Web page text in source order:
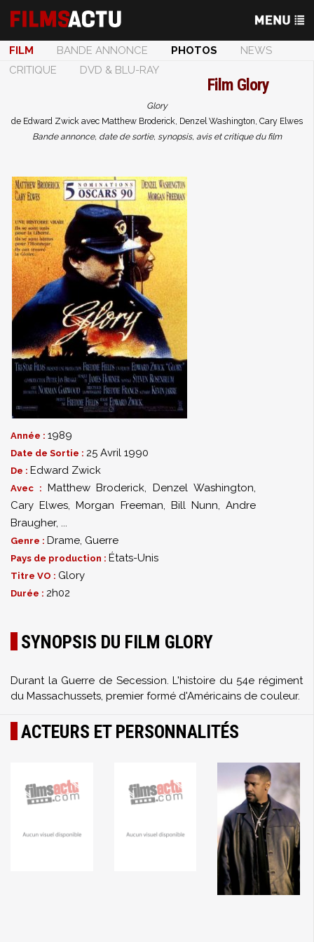
FILM BANDE ANNONCE PHOTOS
NEWS
CRITIQUE
DVD & BLU-RAY
Film Glory
Glory
de Edward Zwick avec Matthew Broderick, Denzel Washington, Cary Elwes
Bande annonce, date de sortie, synopsis, avis et critique du film
Année : 1989
Date de Sortie : 25 Avril 1990
De : Edward Zwick
Avec : Matthew Broderick,Denzel Washington,
Cary Elwes,Morgan Freeman, Bill Nunn,Andre
Braugher, ...
Genre : Drame, Guerre
Pays de production : États-Unis
Titre VO : Glory
Durée : 2h02
SYNOPSIS DU FILM GLORY
Durant la Guerre de Secession. L'histoire du 54e régiment
du Massachussets, premier formé d'Américains de couleur.
ACTEURS ET PERSONNALITÉS